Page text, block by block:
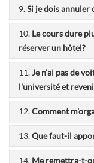
9.Si je dois
10. Le cours dure
réserver un hôtel?
11.Je n'ai pas de
l'université et
12.Comment
13.Que faut-il
14. Me remettra-t-